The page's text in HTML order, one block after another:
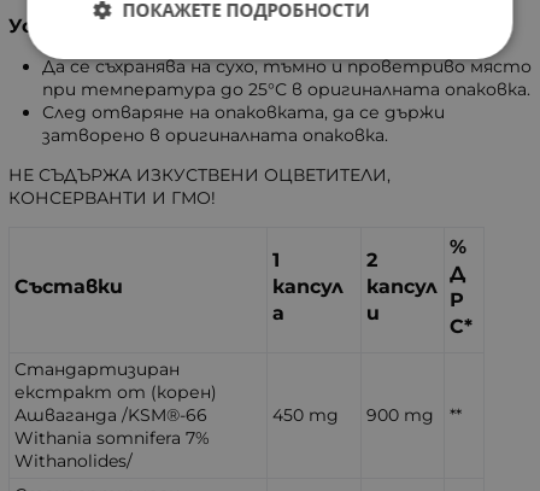
Условия на съхранение
Да се съхранява на сухо, тъмно и проветриво място
при температура до 25°С в оригиналната опаковка.
След отваряне на опаковката, да се държи
затворено в оригиналната опаковка.
НЕ СЪДЪРЖА ИЗКУСТВЕНИ ОЦВЕТИТЕЛИ,
КОНСЕРВАНТИ И ГМО!
Съставки
1
капсул
а
2
капсул
и
%
Д
Р
С*
Стандартизиран
екстракт от (корен)
Ашваганда /KSM®-66
Withania somnifera 7%
Withanolides/
450 mg 900 mg **
ПОКАЖЕТЕ ПОДРОБНОСТИ